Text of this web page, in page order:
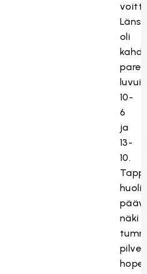
oli
luvuin
10-
6
ja
13-
10.
näki